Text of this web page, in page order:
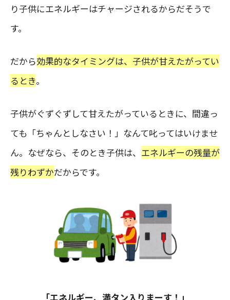
り子供にエネルギーはチャージされるからだそうで
す。
だから効果的なタイミングは、子供が甘えたがってい
るとき。
子供がぐずぐずして甘えたがっているときに、間違っ
ても「ちゃんとしなさい！」なんて叱ってはいけませ
ん。なぜなら、そのとき子供は、 エネルギーの残量が
残りわずかだからです。
「エネルギー、満タン入りまーす！」